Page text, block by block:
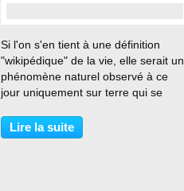
Si l'on s'en tient à une définition
"wikipédique" de la vie, elle serait un
phénomène naturel observé à ce
jour uniquement sur terre qui se
matérielles complexes, qui s'écarte
donc de l'équilibre
Lire la suite